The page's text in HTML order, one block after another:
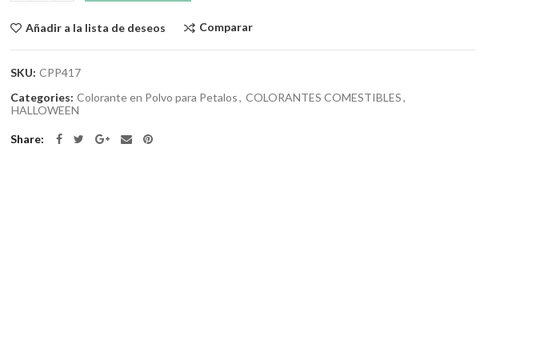
Añadir a la lista de deseos Comparar
SKU: CPP417
Categories: Colorante en Polvo para Petalos, COLORANTES COMESTIBLES,
HALLOWEEN
Share